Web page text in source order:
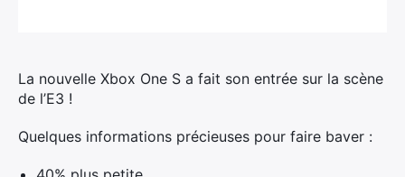
La nouvelle Xbox One S a fait son entrée sur la scène
de l’E3 !
Quelques informations précieuses pour faire baver :